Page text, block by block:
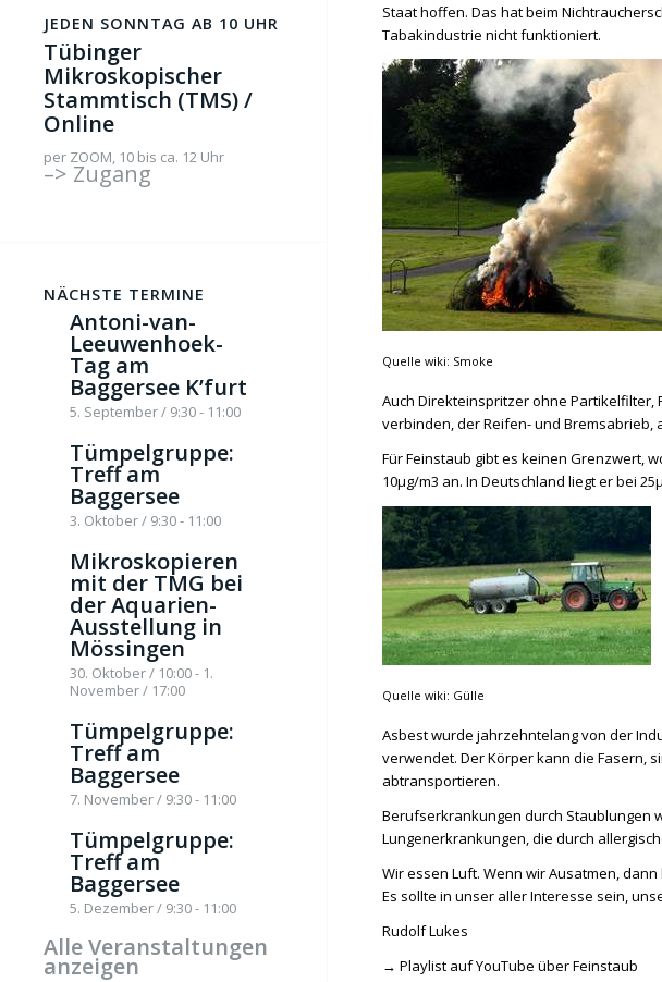
JEDEN SONNTAG AB 10 UHR
Tübinger
Mikroskopischer
Stammtisch (TMS) /
Online
per ZOOM, 10 bis ca. 12 Uhr
–> Zugang
NÄCHSTE TERMINE
Antoni-van-
Leeuwenhoek-
Tag am
Baggersee K’furt
5. September / 9:30- 11:00
Tümpelgruppe:
Treff am
Baggersee
3. Oktober / 9:30- 11:00
Mikroskopieren
mit der TMG bei
der Aquarien-
Ausstellung in
Mössingen
30. Oktober / 10:00- 1.
November / 17:00
Tümpelgruppe:
Treff am
Baggersee
7. November / 9:30- 11:00
Tümpelgruppe:
Treff am
Baggersee
5. Dezember / 9:30- 11:00
Alle Veranstaltungen
anzeigen
Staat hoffen. Das hat beim
Tabakindustrie nicht funktioniert.
Quelle wiki: Smoke
Auch Direkteinspritzer ohne Partikelfilter,
verbinden, der Reifen- und Bremsabrieb,
Für Feinstaub gibt es keinen Grenzwert,
10µg/m3 an. In Deutschland liegt er bei
Quelle wiki: Gülle
Asbest wurde jahrzehntelang von der
verwendet. Der Körper kann die Fasern,
abtransportieren.
Berufserkrankungen durch Staublungen
Lungenerkrankungen, die durch
Wir essen Luft. Wenn wir Ausatmen,
Es sollte in unser aller Interesse sein,
Rudolf Lukes
→ Playlist auf YouTube über Feinstaub